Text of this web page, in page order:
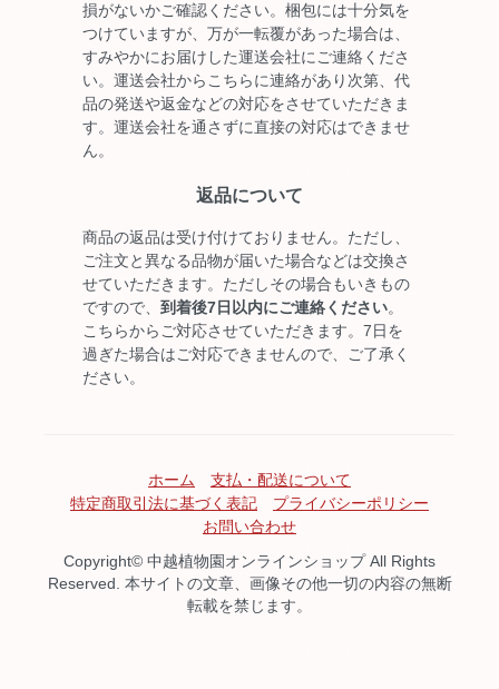
損がないかご確認ください。梱包には十分気を
つけていますが、万が一転覆があった場合は、
すみやかにお届けした運送会社にご連絡くださ
い。運送会社からこちらに連絡があり次第、代
品の発送や返金などの対応をさせていただきま
す。運送会社を通さずに直接の対応はできませ
ん。
返品について
商品の返品は受け付けておりません。ただし、
ご注文と異なる品物が届いた場合などは交換さ
せていただきます。ただしその場合もいきもの
ですので、 到着後7日以内にご連絡ください。
こちらからご対応させていただきます。7日を
過ぎた場合はご対応できませんので、ご了承く
ださい。
ホーム
支払・配送について
特定商取引法に基づく表記
プライバシーポリシー
お問い合わせ
Copyright© 中越植物園オンラインショップ All Rights
Reserved. 本サイトの文章、画像その他一切の内容の無断
転載を禁じます。